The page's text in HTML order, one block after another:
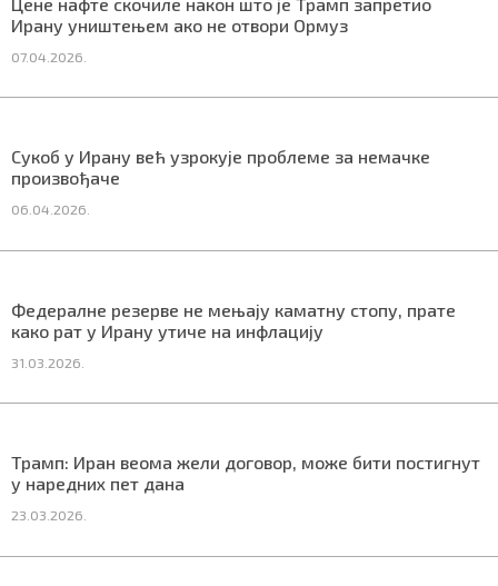
Ирану уништењем ако не отвори Ормуз
07.04.2026.
Сукоб у Ирану већ узрокује проблеме за немачке
произвођаче
06.04.2026.
Федералне резерве не мењају каматну стопу, прате
како рат у Ирану утиче на инфлацију
31.03.2026.
Трамп: Иран веома жели договор, може бити постигнут
у наредних пет дана
23.03.2026.
ПРЕУЗМИТЕ НАШУ АПЛИКАЦИЈУ